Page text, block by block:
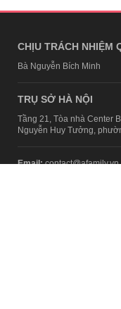
CHỊU TRÁCH NHIỆM
Bà Nguyễn Bích Minh
TRỤ SỞ HÀ NỘI
Tầng 21, Tòa nhà Center
Nguyễn Huy Tưởng,
Email: